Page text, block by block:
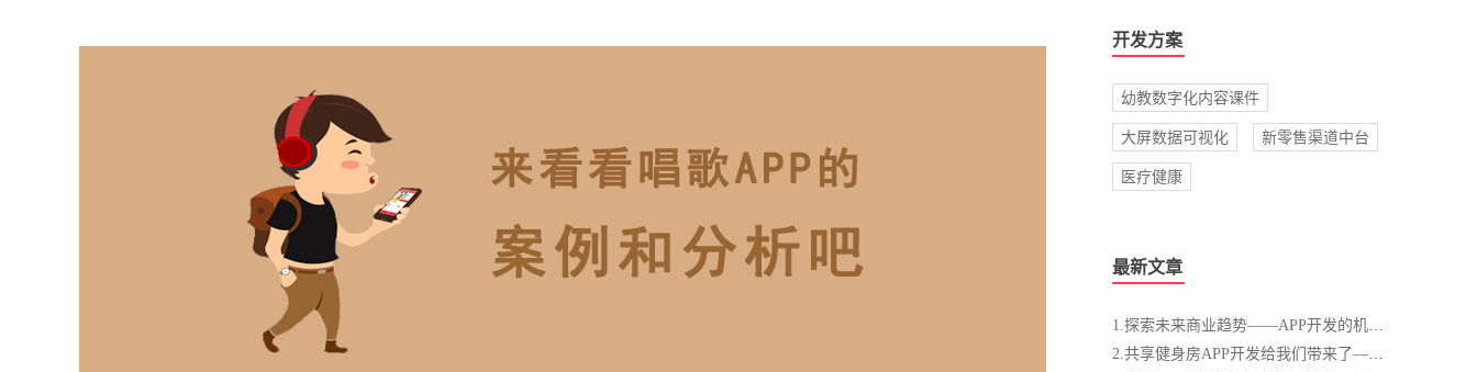
开发方案
幼教数字化内容课件
大屏数据可视化 新零售渠道中台
医疗健康
最新文章